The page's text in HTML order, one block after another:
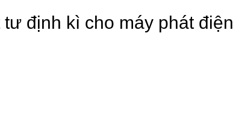
định kì cho máy phát điện